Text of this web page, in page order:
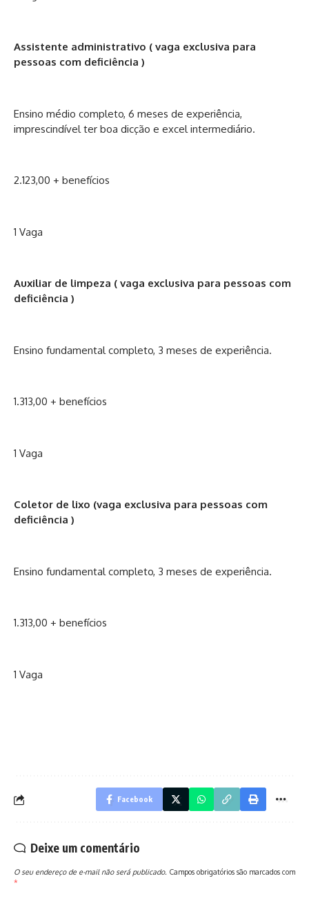
Assistente administrativo ( vaga exclusiva para
pessoas com deficiência )
Ensino médio completo, 6 meses de experiência,
imprescindível ter boa dicção e excel intermediário.
2.123,00 + benefícios
1 Vaga
Auxiliar de limpeza ( vaga exclusiva para pessoas com
deficiência )
Ensino fundamental completo, 3 meses de experiência.
1.313,00 + benefícios
1 Vaga
Coletor de lixo (vaga exclusiva para pessoas com
deficiência )
Ensino fundamental completo, 3 meses de experiência.
1.313,00 + benefícios
1 Vaga
Facebook
Deixe um comentário
O seu endereço de e-mail não será publicado. Campos obrigatórios são marcados com
*